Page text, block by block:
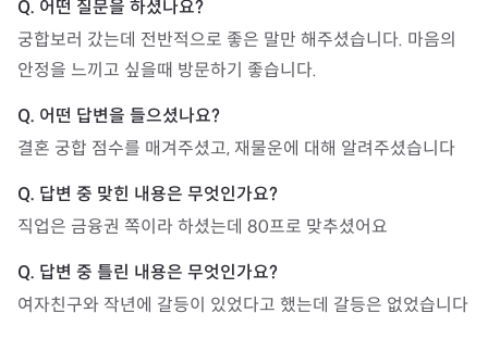
궁합보러 갔는데 전반적으로 좋은 말만 해주셨습니다. 마음의
안정을 느끼고 싶을때 방문하기 좋습니다.
결혼 궁합 점수를 매겨주셨고, 재물운에 대해 알려주셨습니다
직업은 금융권 쪽이라 하셨는데 80프로 맞추셨어요
여자친구와 작년에 갈등이 있었다고 했는데 갈등은 없었습니다